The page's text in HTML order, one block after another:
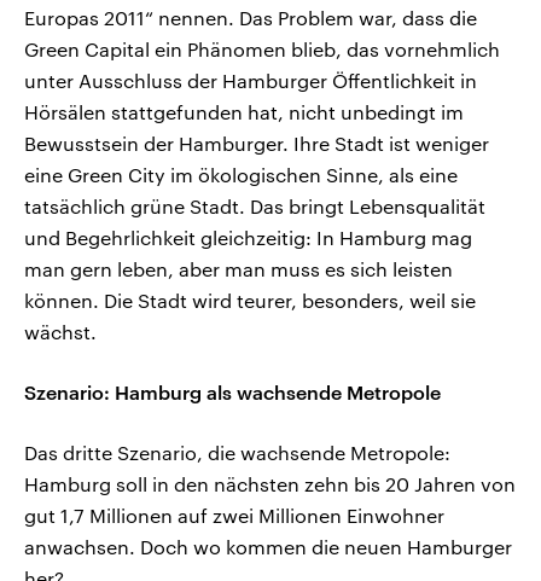
Europas 2011“ nennen. Das Problem war, dass die
Green Capital ein Phänomen blieb, das vornehmlich
unter Ausschluss der Hamburger Öffentlichkeit in
Hörsälen stattgefunden hat, nicht unbedingt im
Bewusstsein der Hamburger. Ihre Stadt ist weniger
eine Green City im ökologischen Sinne, als eine
tatsächlich grüne Stadt. Das bringt Lebensqualität
und Begehrlichkeit gleichzeitig: In Hamburg mag
man gern leben, aber man muss es sich leisten
können. Die Stadt wird teurer, besonders, weil sie
wächst.
Szenario: Hamburg als wachsende Metropole
Das dritte Szenario, die wachsende Metropole:
Hamburg soll in den nächsten zehn bis 20 Jahren von
gut 1,7 Millionen auf zwei Millionen Einwohner
anwachsen. Doch wo kommen die neuen Hamburger